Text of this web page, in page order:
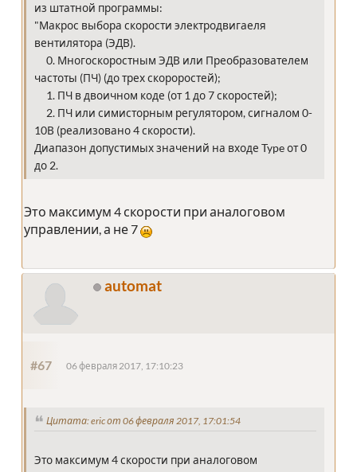
из штатной программы:
"Макрос выбора скорости электродвигаеля
вентилятора (ЭДВ).
0. Многоскоростным ЭДВ или Преобразователем
частоты (ПЧ) (до трех скороростей);
1. ПЧ в двоичном коде (от 1 до 7 скоростей);
2. ПЧ или симисторным регулятором, сигналом 0-
10В (реализовано 4 скорости).
Диапазон допустимых значений на входе Type от 0
до 2.
Это максимум 4 скорости при аналоговом
управлении, а не 7
automat
#67 06 февраля 2017, 17:10:23
Цитата: eric от 06 февраля 2017, 17:01:54
Это максимум 4 скорости при аналоговом